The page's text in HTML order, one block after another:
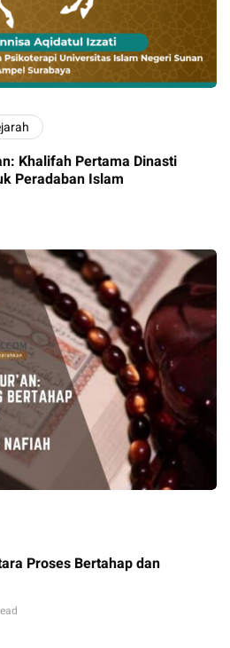
Khalifah Pertama Dinasti
Peradaban Islam
Proses Bertahap dan